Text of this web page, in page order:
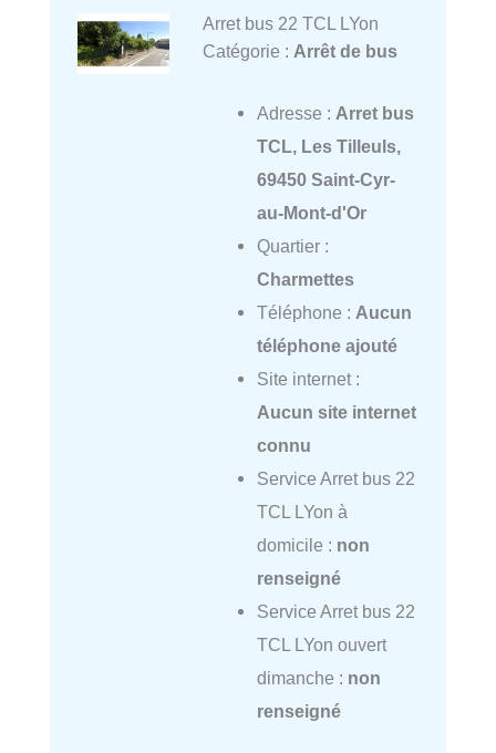
Arret bus 22 TCL LYon
Catégorie : Arrêt de bus
Adresse : Arret bus
TCL, Les Tilleuls,
69450 Saint-Cyr-
au-Mont-d'Or
Quartier :
Charmettes
Téléphone : Aucun
téléphone ajouté
Site internet :
Aucun site internet
connu
Service Arret bus 22
TCL LYon à
domicile : non
renseigné
Service Arret bus 22
TCL LYon ouvert
dimanche : non
renseigné